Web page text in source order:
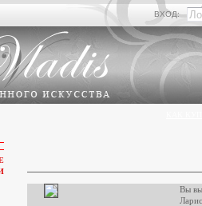
ВХОД:
Вы